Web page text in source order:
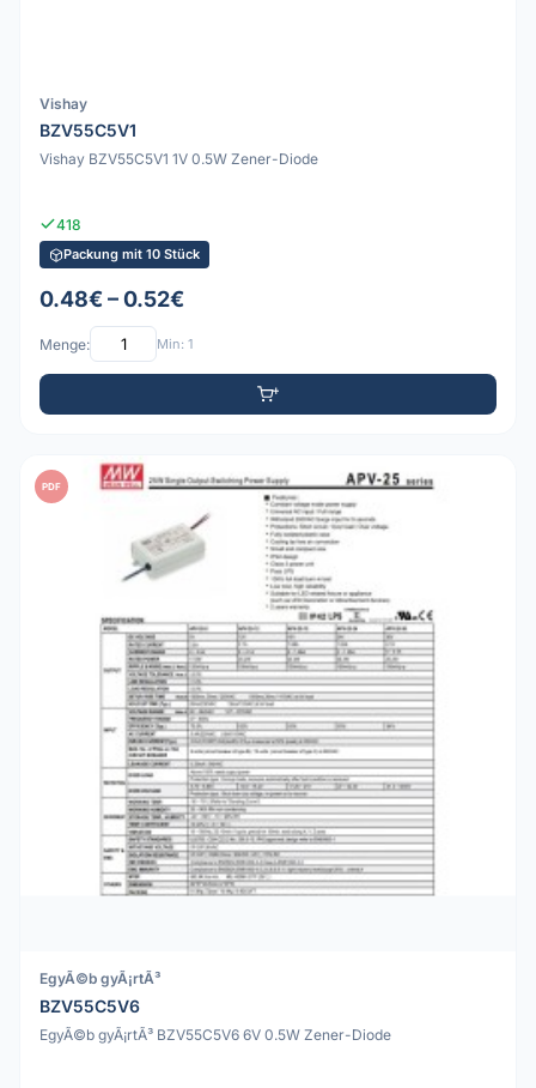
Vishay
BZV55C5V1
Vishay BZV55C5V1 1V 0.5W Zener-Diode
418
Packung mit 10 Stück
0.48€ – 0.52€
Menge: Min: 1
PDF
EgyÃ©b gyÃ¡rtÃ³
BZV55C5V6
EgyÃ©b gyÃ¡rtÃ³ BZV55C5V6 6V 0.5W Zener-Diode